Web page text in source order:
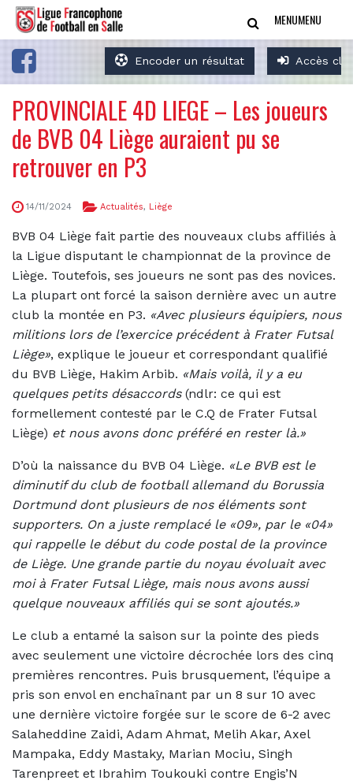
Encoder un résultat Accès
MENUMENU
PROVINCIALE 4D LIEGE – Les joueurs
de BVB 04 Liège auraient pu se
retrouver en P3
14/11/2024 Actualités, Liège
BVB 04 Liège fait partie des nouveaux clubs affiliés à
la Ligue disputant le championnat de la province de
Liège. Toutefois, ses joueurs ne sont pas des novices.
La plupart ont forcé la saison dernière avec un autre
club la montée en P3. «Avec plusieurs équipiers, nous
militions lors de l’exercice précédent à Frater Futsal
Liège», explique le joueur et correspondant qualifié
du BVB Liège, Hakim Arbib. «Mais voilà, il y a eu
quelques petits désaccords (ndlr: ce qui est
formellement contesté par le C.Q de Frater Futsal
Liège) et nous avons donc préféré en rester là.»
D’où la naissance du BVB 04 Liège. «Le BVB est le
diminutif du club de football allemand du Borussia
Dortmund dont plusieurs de nos éléments sont
supporters. On a juste remplacé le «09», par le «04»
qui rappelle le début du code postal de la province
de Liège. Une grande partie du noyau évoluait avec
moi à Frater Futsal Liège, mais nous avons aussi
quelque nouveaux affiliés qui se sont ajoutés.»
Le club a entamé la saison sur la pointe des pieds
avec seulement une victoire décrochée lors des cinq
premières rencontres. Puis brusquement, l’équipe a
pris son envol en enchaînant par un 8 sur 10 avec
une dernière victoire forgée sur le score de 6-2 avec
Salaheddine Zaidi, Adam Ahmat, Melih Akar, Axel
Mampaka, Eddy Mastaky, Marian Mociu, Singh
Tarenpreet et Ibrahim Toukouki contre Engis’N